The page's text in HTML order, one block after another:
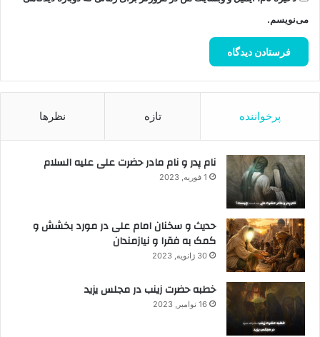
می‌نویسم.
پرخواننده تازه نظرها
نام پدر و نام مادر حضرت علی علیه السلام
1 فوریه, 2023
حدیث و سخنان امام علی در مورد بخشش و
کمک به فقرا و نیازمندان
30 ژانویه, 2023
خطبه حضرت زینب در مجلس یزید
16 نوامبر, 2023